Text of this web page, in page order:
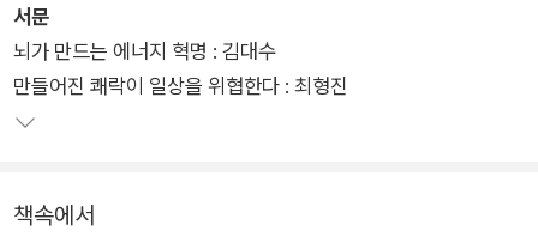
대담하고 놀라운 탐구의 여정을 선사하고 실천의 해법까지 제안
한다.
우리는 매일 먹는 욕망을 마주한다. 그러나 입안 가득 쾌락을 주
인해 어떻게 인간사회라는 생태계의 토대가 만들어졌는지 위대
서문
뇌가 만드는 에너지 혁명 : 김대수
만들어진 쾌락이 일상을 위협한다 : 최형진
책속에서